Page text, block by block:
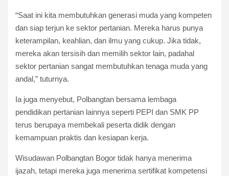
“Saat ini kita membutuhkan generasi muda yang kompeten
dan siap terjun ke sektor pertanian. Mereka harus punya
keterampilan, keahlian, dan ilmu yang cukup. Jika tidak,
mereka akan tersisih dan memilih sektor lain, padahal
sektor pertanian sangat membutuhkan tenaga muda yang
andal,” tuturnya.
Ia juga menyebut, Polbangtan bersama lembaga
pendidikan pertanian lainnya seperti PEPI dan SMK PP
terus berupaya membekali peserta didik dengan
kemampuan praktis dan kesiapan kerja.
Wisudawan Polbangtan Bogor tidak hanya menerima
ijazah, tetapi mereka juga menerima sertifikat kompetensi